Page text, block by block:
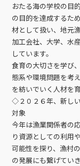
おたる海の学校の目
の目的を達成するた
材として扱い、地元
加工会社、大学、水
しています。
食育の大切さを学び
態系や環境問題を考
を紡いでいく人材を
◇２０２６年、新し
対象
今年は漁業関係者の
り資源としての利用
可能性を探り、漁村
の発展にも繋げてい